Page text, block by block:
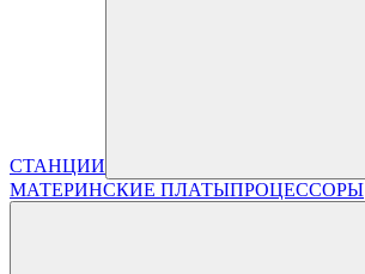
СТАНЦИИ
МАТЕРИНСКИЕ ПЛАТЫПРОЦЕССОРЫ